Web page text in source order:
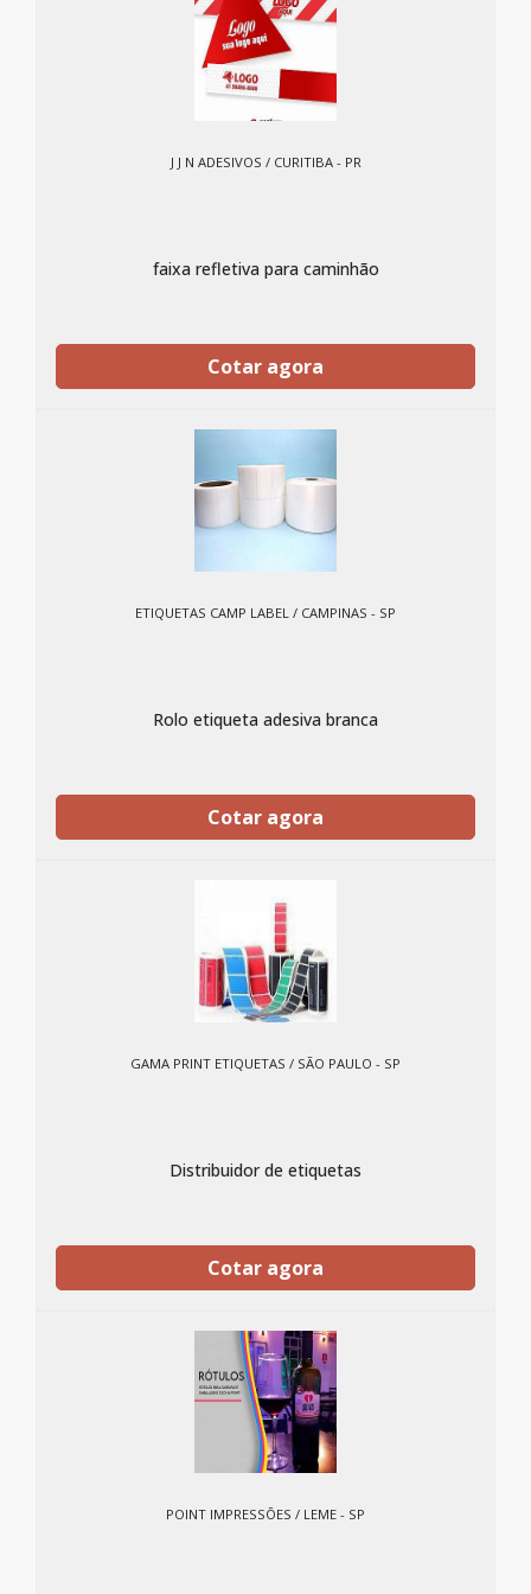
J J N ADESIVOS / CURITIBA - PR
faixa refletiva para caminhão
Cotar agora
ETIQUETAS CAMP LABEL / CAMPINAS - SP
Rolo etiqueta adesiva branca
Cotar agora
GAMA PRINT ETIQUETAS / SÃO PAULO - SP
Distribuidor de etiquetas
Cotar agora
POINT IMPRESSÕES / LEME - SP